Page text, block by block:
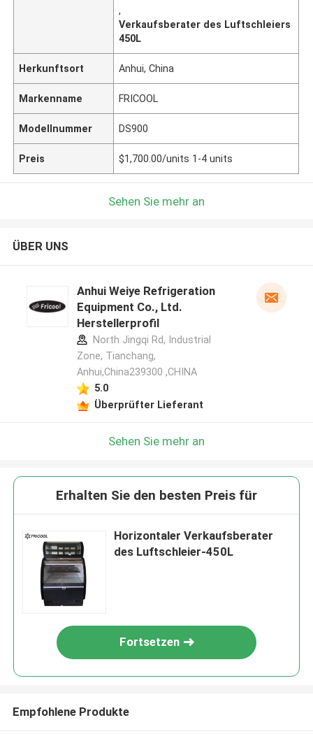
,
Verkaufsberater des Luftschleiers
450L
Herkunftsort Anhui, China
Markenname FRICOOL
Modellnummer DS900
Preis $1,700.00/units 1-4 units
Sehen Sie mehr an
ÜBER UNS
Anhui Weiye Refrigeration
Equipment Co., Ltd.
Herstellerprofil
North Jingqi Rd, Industrial
Zone, Tianchang,
Anhui,China239300 ,CHINA
5.0
Überprüfter Lieferant
Sehen Sie mehr an
Erhalten Sie den besten Preis für
Horizontaler Verkaufsberater
des Luftschleier-450L
Fortsetzen
Empfohlene Produkte